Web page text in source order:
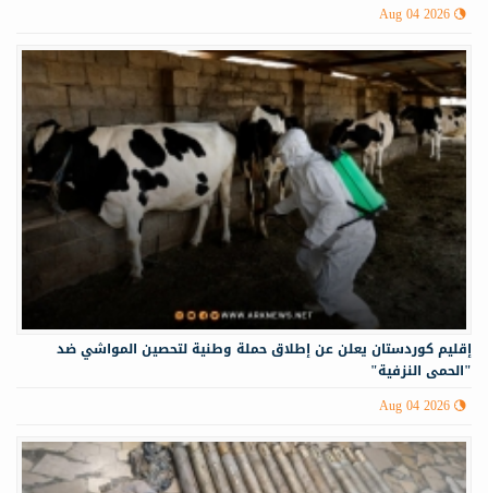
Aug 04 2026
إقليم كوردستان يعلن عن إطلاق حملة وطنية لتحصين المواشي ضد
"الحمى النزفية"
Aug 04 2026